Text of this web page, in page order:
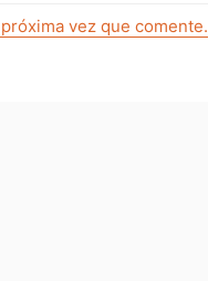
vez que comente.